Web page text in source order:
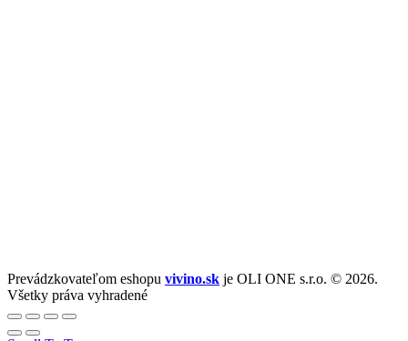
Prevádzkovateľom eshopu vivino.sk je OLI ONE s.r.o. © 2026.
Všetky práva vyhradené